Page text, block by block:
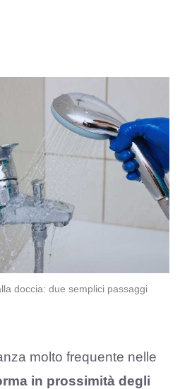
doccia: due semplici passaggi
molto frequente nelle
in prossimità degli